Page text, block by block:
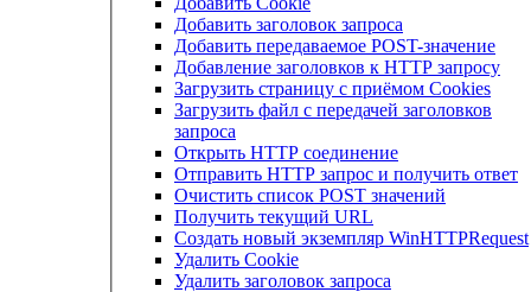
Добавить заголовок запроса
Добавить передаваемое POST-значение
Добавление заголовков к HTTP запросу
Загрузить страницу с приёмом Cookies
Загрузить файл с передачей заголовков
запроса
Открыть HTTP соединение
Отправить HTTP запрос и получить ответ
Очистить список POST значений
Получить текущий URL
Создать новый экземпляр WinHTTPRequest
Удалить Cookie
Удалить заголовок запроса